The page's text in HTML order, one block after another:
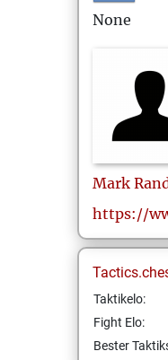
None
Mark
https://
Taktikelo:
Fight Elo:
Bester